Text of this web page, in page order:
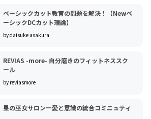
ベーシックカット教育の問題を解決！【Newベ
ーシックDCカット理論】
by daisuke asakura
REVIAS -more- 自分磨きのフィットネススク
ール
by reviasmore
星の巫女サロンー愛と意識の統合コミニュティ